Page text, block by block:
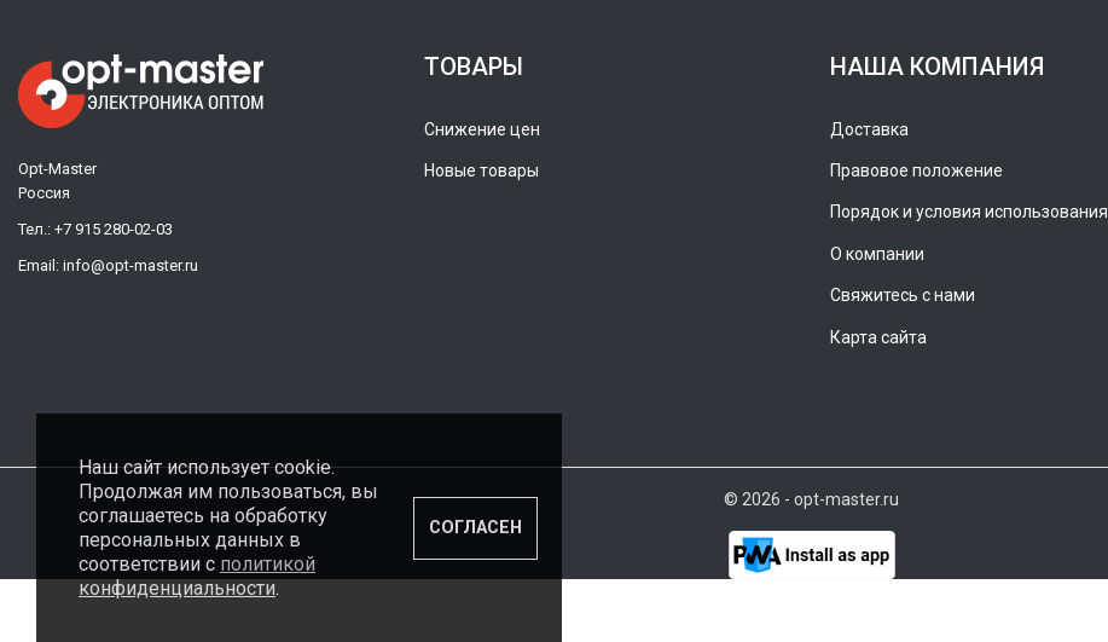
Opt-Master
Россия
Тел.: +7 915 280-02-03
Email: info@opt-master.ru
ТОВАРЫ
Снижение цен
Новые товары
НАША КОМПАНИЯ
Доставка
Правовое положение
Порядок и условия использования
О компании
Свяжитесь с нами
Карта сайта
© 2026 - opt-master.ru
Наш сайт использует cookie.
Продолжая им пользоваться, вы
соглашаетесь на обработку
персональных данных в
соответствии с политикой
конфиденциальности.
СОГЛАСЕН